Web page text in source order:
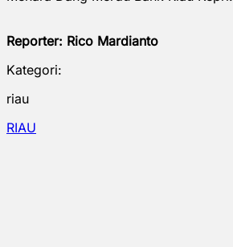
Reporter: Rico Mardianto
Kategori:
riau
RIAU